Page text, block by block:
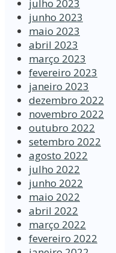
julho 2023
junho 2023
maio 2023
abril 2023
março 2023
fevereiro 2023
janeiro 2023
dezembro 2022
novembro 2022
outubro 2022
setembro 2022
agosto 2022
julho 2022
junho 2022
maio 2022
abril 2022
março 2022
fevereiro 2022